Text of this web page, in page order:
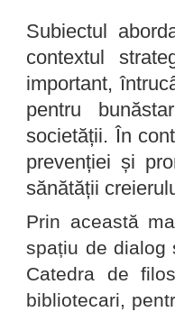
Subiectul
contextul
important,
pentru
societății. În
prevenției și
sănătății
Prin această
spațiu de dialog
Catedra de
bibliotecari,